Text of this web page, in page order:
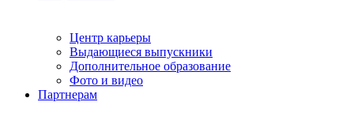
Центр карьеры
Выдающиеся выпускники
Дополнительное образование
Фото и видео
Партнерам